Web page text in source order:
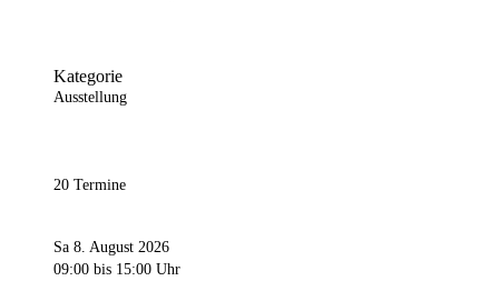
Kategorie
Ausstellung
20 Termine
Sa 8. August 2026
09:00 bis 15:00 Uhr